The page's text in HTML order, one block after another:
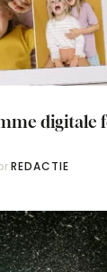
digitale
REDACTIE